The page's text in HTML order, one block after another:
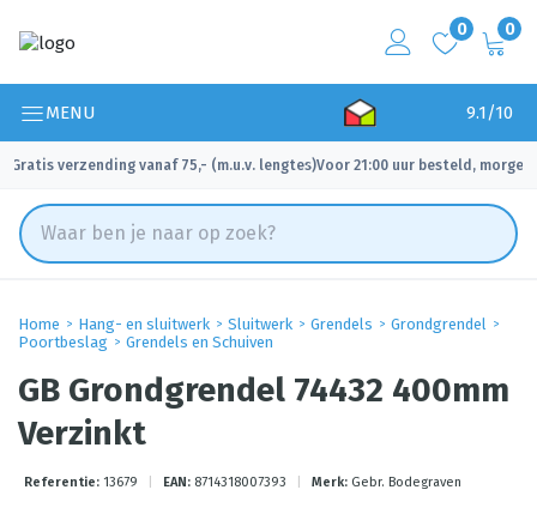
0 0
MENU 9.1/10
Gratis verzending vanaf 75,- (m.u.v. lengtes)
✓ Voor 21:00 uur besteld, morgen
Home Hang- en sluitwerk Sluitwerk Grendels
Grondgrendel
Poortbeslag
Grendels en Schuiven
GB Grondgrendel 74432 400mm
Verzinkt
Referentie: 13679 EAN: 8714318007393 Merk: Gebr. Bodegraven